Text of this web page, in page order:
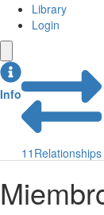
Library
Login
Info
11 Relationships